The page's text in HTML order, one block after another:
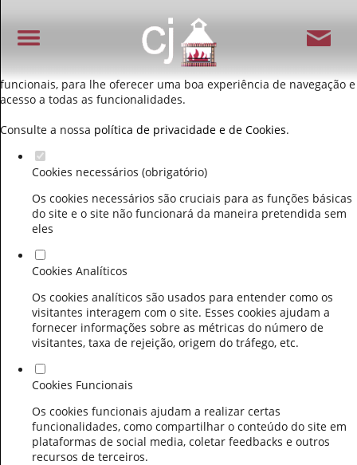
Defina as suas preferências de cookies para este
website.
Este website utiliza cookies estritamente necessários, analíticos e
funcionais, para lhe oferecer uma boa experiência de navegação e
acesso a todas as funcionalidades.
Consulte a nossa política de privacidade e de Cookies.
Cookies necessários (obrigatório)
Os cookies necessários são cruciais para as funções básicas
do site e o site não funcionará da maneira pretendida sem
eles
Cookies Analíticos
Os cookies analíticos são usados para entender como os
visitantes interagem com o site. Esses cookies ajudam a
fornecer informações sobre as métricas do número de
visitantes, taxa de rejeição, origem do tráfego, etc.
Cookies Funcionais
Os cookies funcionais ajudam a realizar certas
funcionalidades, como compartilhar o conteúdo do site em
plataformas de social media, coletar feedbacks e outros
recursos de terceiros.